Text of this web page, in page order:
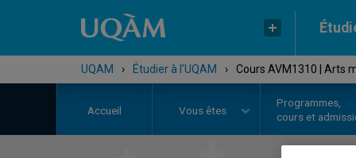
UQAM › Étudier à l'UQAM › Cours AVM1310 | Arts
Accueil Vous êtes
Programmes,
cours et